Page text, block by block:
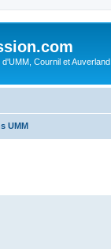
Cournil et Auverland
UMM